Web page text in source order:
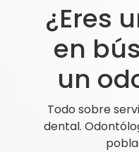
¿Eres
en
un
Todo sobre
dental.